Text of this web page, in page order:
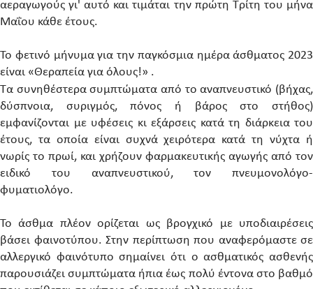
αεραγωγούς γι' αυτό και τιμάται την πρώτη Τρίτη του μήνα
Μαΐου κάθε έτους.
Το φετινό μήνυμα για την παγκόσμια ημέρα άσθματος 2023
είναι «Θεραπεία για όλους!» .
Τα συνηθέστερα συμπτώματα από το αναπνευστικό (βήχας,
δύσπνοια, συριγμός, πόνος ή βάρος στο στήθος)
εμφανίζονται με υφέσεις κι εξάρσεις κατά τη διάρκεια του
έτους, τα οποία είναι συχνά χειρότερα κατά τη νύχτα ή
νωρίς το πρωί, και χρήζουν φαρμακευτικής αγωγής από τον
ειδικό του αναπνευστικού, τον πνευμονολόγο-
φυματιολόγο.
Το άσθμα πλέον ορίζεται ως βρογχικό με υποδιαιρέσεις
βάσει φαινοτύπου. Στην περίπτωση που αναφερόμαστε σε
αλλεργικό φαινότυπο σημαίνει ότι ο ασθματικός ασθενής
παρουσιάζει συμπτώματα ήπια έως πολύ έντονα στο βαθμό